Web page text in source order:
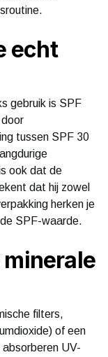
echt
gebruik is SPF
tussen SPF 30
ook dat de
dat hij zowel
herken je
SPF-waarde.
filters,
of een
UV-